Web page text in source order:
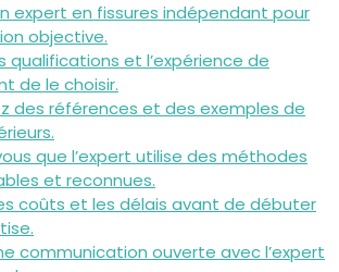
expert en fissures indépendant pour
objective.
qualifications et l’expérience de
de le choisir.
des références et des exemples de
que l’expert utilise des méthodes
et reconnues.
coûts et les délais avant de débuter
communication ouverte avec l’expert